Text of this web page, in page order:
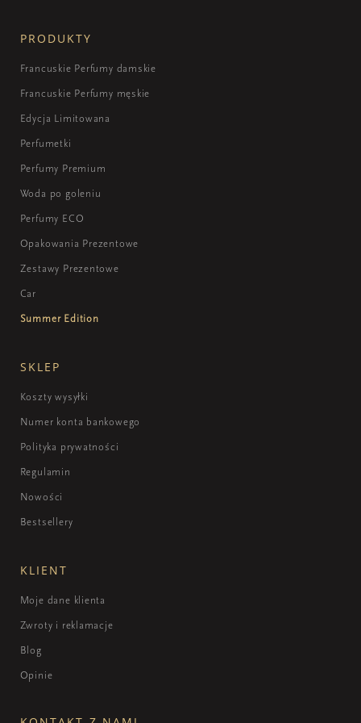
PRODUKTY
Francuskie Perfumy damskie
Francuskie Perfumy męskie
Edycja Limitowana
Perfumetki
Perfumy Premium
Woda po goleniu
Perfumy ECO
Opakowania Prezentowe
Zestawy Prezentowe
Car
Summer Edition
SKLEP
Koszty wysyłki
Numer konta bankowego
Polityka prywatności
Regulamin
Nowości
Bestsellery
KLIENT
Moje dane klienta
Zwroty i reklamacje
Blog
Opinie